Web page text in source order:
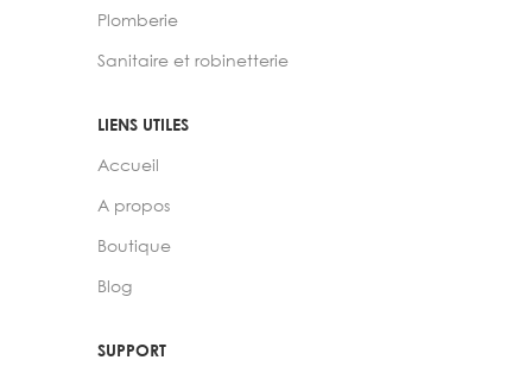
Plomberie
Sanitaire et robinetterie
LIENS UTILES
Accueil
A propos
Boutique
Blog
SUPPORT